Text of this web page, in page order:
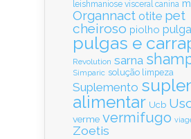
leishmaniose visceral canina
Organnact otite pet
cheiroso piolho
pulgas e
Revolution sarna
Simparic solução limpeza
Suplemento
alimentar Ucb
verme vermifugo
Zoetis